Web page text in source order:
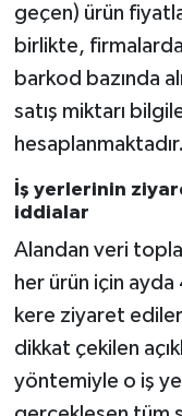
geçen) ürün
birlikte,
barkod bazında
satış miktarı
İş yerlerinin
iddialar
Alandan veri
her ürün için
kere ziyaret
dikkat çekilen
yöntemiyle o iş